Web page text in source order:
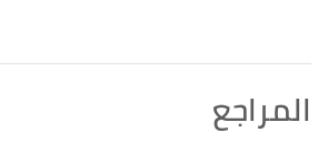
المراجع